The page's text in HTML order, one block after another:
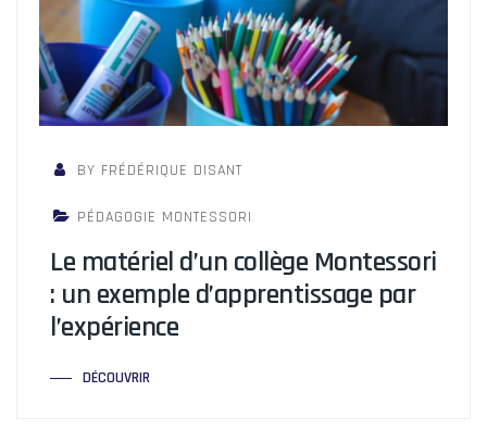
BY FRÉDÉRIQUE DISANT
PÉDAGOGIE MONTESSORI
Le matériel d’un collège Montessori
: un exemple d’apprentissage par
l’expérience
DÉCOUVRIR